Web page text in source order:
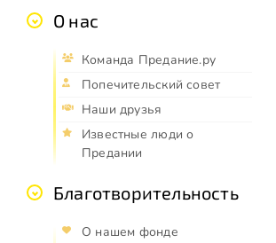
О нас
Команда Предание.ру
Попечительский совет
Наши друзья
Известные люди о
Предании
Благотворительность
О нашем фонде